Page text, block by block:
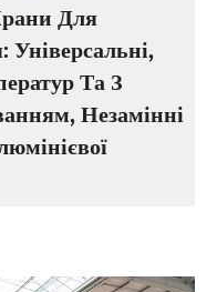
Для
Та З
Незамінні